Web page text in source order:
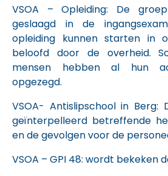
VSOA – Opleiding: De
geslaagd in de
opleiding kunnen starten in
beloofd door de overheid.
mensen hebben al hun
opgezegd.
VSOA- Antislipschool in Berg:
geïnterpelleerd betreffende
en de gevolgen voor de
VSOA – GPI 48: wordt bekeken